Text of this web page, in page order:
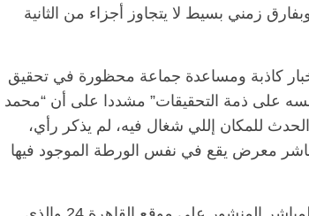
زمني بسيط لا يتجاوز أجزاء من الثانية
كاذبة ومساعدة جماعة محظورة في تحقيق
على ذمة التحقيقات” مشددا على أن “محمد
للمكان إللي شغال فيه، لم يذكر رأي،
معرض يقع في نفس الورطة الموجود فيها